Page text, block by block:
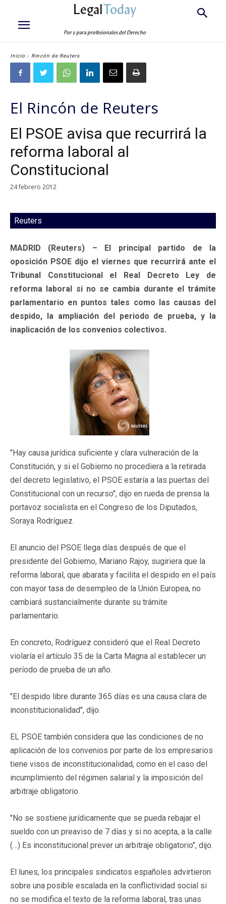
LegalToday
Por y para profesionales del Derecho
Inicio Rincón de Reuters
El Rincón de Reuters
El PSOE avisa que recurrirá la
reforma laboral al
Constitucional
24 febrero 2012
Reuters
MADRID (Reuters) – El principal partido de la
oposición PSOE dijo el viernes que recurrirá ante el
Tribunal Constitucional el Real Decreto Ley de
reforma laboral si no se cambia durante el trámite
parlamentario en puntos tales como las causas del
despido, la ampliación del periodo de prueba, y la
inaplicación de los convenios colectivos.
"Hay causa jurídica suficiente y clara vulneración de la
Constitución, y si el Gobierno no procediera a la retirada
del decreto legislativo, el PSOE estaría a las puertas del
Constitucional con un recurso", dijo en rueda de prensa la
portavoz socialista en el Congreso de los Diputados,
Soraya Rodríguez.
El anuncio del PSOE llega días después de que el
presidente del Gobierno, Mariano Rajoy, sugiriera que la
reforma laboral, que abarata y facilita el despido en el país
con mayor tasa de desempleo de la Unión Europea, no
cambiará sustancialmente durante su trámite
parlamentario.
En concreto, Rodríguez consideró que el Real Decreto
violaría el artículo 35 de la Carta Magna al establecer un
período de prueba de un año.
"El despido libre durante 365 días es una causa clara de
inconstitucionalidad", dijo.
EL PSOE también considera que las condiciones de no
aplicación de los convenios por parte de los empresarios
tiene visos de inconstitucionalidad, como en el caso del
incumplimiento del régimen salarial y la imposición del
arbitraje obligatorio.
"No se sostiene jurídicamente que se pueda rebajar el
sueldo con un preaviso de 7 días y si no acepta, a la calle
(…) Es inconstitucional prever un arbitraje obligatorio", dijo.
El lunes, los principales sindicatos españoles advirtieron
sobre una posible escalada en la conflictividad social si
no se modifica el texto de la reforma laboral, tras unas